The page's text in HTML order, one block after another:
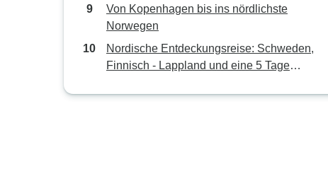
Von Kopenhagen bis ins nördlichste
Norwegen
Nordische Entdeckungsreise: Schweden,
Finnisch - Lappland und eine 5 Tage
(Stockholm nach Bergen) ()